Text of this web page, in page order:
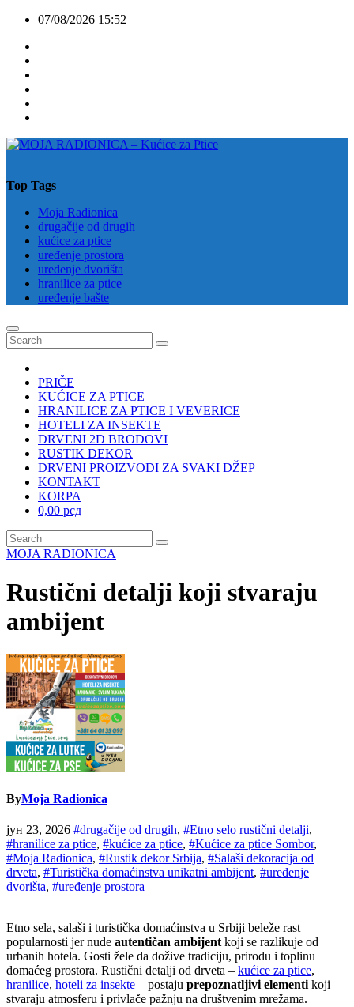
Skip
content
07/08/2026 15:52
Top Tags
Moja Radionica
drugačije od drugih
kućice za ptice
uređenje prostora
uređenje dvorišta
hranilice za ptice
uređenje bašte
PRIČE
KUĆICE ZA PTICE
HRANILICE ZA PTICE I VEVERICE
HOTELI ZA INSEKTE
DRVENI 2D BRODOVI
RUSTIK DEKOR
DRVENI PROIZVODI ZA SVAKI DŽEP
KONTAKT
KORPA
0,00 рсд
MOJA RADIONICA
Rustični detalji koji stvaraju
ambijent
ByMoja Radionica
јун 23, 2026 #drugačije od drugih, #Etno selo rustični detalji,
#hranilice za ptice, #kućice za ptice, #Kućice za ptice Sombor,
#Moja Radionica, #Rustik dekor Srbija, #Salaši dekoracija od
drveta, #Turistička domaćinstva unikatni ambijent, #uređenje
dvorišta, #uređenje prostora
Etno sela, salaši i turistička domaćinstva u Srbiji beleže rast
popularnosti jer nude autentičan ambijentkoji se razlikuje od
urbanih hotela. Gosti žele da dožive tradiciju, prirodu i toplinu
domaćeg prostora. Rustični detalji od drveta – kućice za ptice,
hranilice, hoteli za insekte – postaju prepoznatljivi elementikoji
stvaraju atmosferu i privlače pažnju na društvenim mrežama.